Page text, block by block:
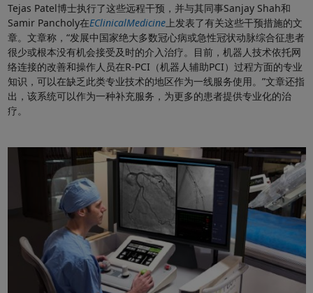
Tejas Patel博士执行了这些远程干预，并与其同事Sanjay Shah和
Samir Pancholy在EClinicalMedicine上发表了有关这些干预措施的文
章。文章称，“发展中国家绝大多数冠心病或急性冠状动脉综合征患者
很少或根本没有机会接受及时的介入治疗。目前，机器人技术依托网
络连接的改善和操作人员在R-PCI（机器人辅助PCI）过程方面的专业
知识，可以在缺乏此类专业技术的地区作为一线服务使用。”文章还指
出，该系统可以作为一种补充服务，为更多的患者提供专业化的治
疗。